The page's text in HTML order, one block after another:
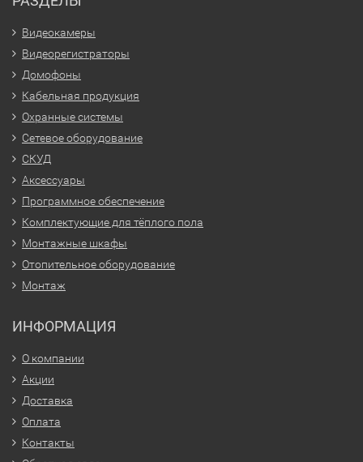
Видеокамеры
Видеорегистраторы
Домофоны
Кабельная продукция
Охранные системы
Сетевое оборудование
СКУД
Аксессуары
Программное обеспечение
Комплектующие для тёплого пола
Монтажные шкафы
Отопительное оборудование
Монтаж
ИНФОРМАЦИЯ
О компании
Акции
Доставка
Оплата
Контакты